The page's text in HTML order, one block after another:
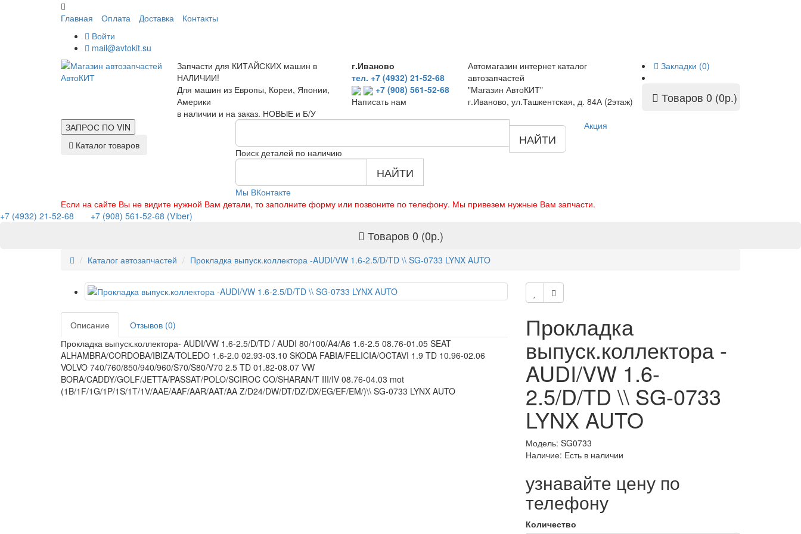
Главная Оплата Доставка
Контакты
Войти
mail@avtokit.su
Запчасти для КИТАЙСКИХ машин в
НАЛИЧИИ!
Для машин из Европы, Кореи, Японии,
Америки
в наличии и на заказ. НОВЫЕ и Б/У
г.Иваново
тел. +7 (4932) 21-52-68
+7 (908) 561-52-68
Написать нам
Автомагазин интернет каталог
автозапчастей
"Магазин АвтоКИТ"
г.Иваново, ул.Ташкентская, д. 84А (2этаж)
Закладки (0)
Товаров 0 (0р.)
ЗАПРОС ПО VIN
Каталог товаров
Поиск деталей по наличию
НАЙТИ
НАЙТИ
Мы ВКонтакте
Акция
Если на сайте Вы не видите нужной Вам детали, то заполните форму или позвоните по телефону. Мы привезем нужные Вам запчасти.
+7 (4932) 21-52-68
+7 (908) 561-52-68 (Viber)
Товаров 0 (0р.)
Каталог автозапчастей Прокладка выпуск.коллектора -AUDI/VW 1.6-2.5/D/TD \\ SG-0733 LYNX AUTO
Описание
Отзывов (0)
Прокладка выпуск.коллектора- AUDI/VW 1.6-2.5/D/TD / AUDI 80/100/A4/A6 1.6-2.5 08.76-01.05 SEAT
ALHAMBRA/CORDOBA/IBIZA/TOLEDO 1.6-2.0 02.93-03.10 SKODA FABIA/FELICIA/OCTAVI 1.9 TD 10.96-02.06
VOLVO 740/760/850/940/960/S70/S80/V70 2.5 TD 01.82-08.07 VW
BORA/CADDY/GOLF/JETTA/PASSAT/POLO/SCIROC CO/SHARAN/T III/IV 08.76-04.03 mot
(1B/1F/1G/1P/1S/1T/1V/AAE/AAF/AAR/AAT/AA Z/D24/DW/DT/DZ/DX/EG/EF/EM/)\\ SG-0733 LYNX AUTO
Прокладка
выпуск.коллектора -
AUDI/VW 1.6-
2.5/D/TD \\ SG-0733
LYNX AUTO
Модель: SG0733
Наличие: Есть в наличии
узнавайте цену по
телефону
Количество